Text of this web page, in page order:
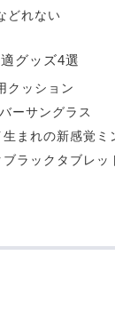
どれない
グッズ4選
クッション
ーサングラス
まれの新感覚ミ
ラックタブレッ